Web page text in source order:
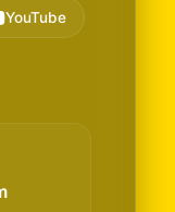
YouTube